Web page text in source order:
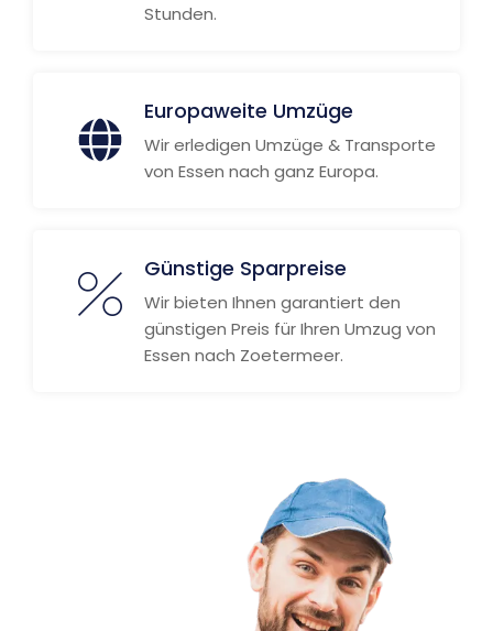
Stunden.
Europaweite Umzüge
Wir erledigen Umzüge & Transporte
von Essen nach ganz Europa.
Günstige Sparpreise
Wir bieten Ihnen garantiert den
günstigen Preis für Ihren Umzug von
Essen nach Zoetermeer.